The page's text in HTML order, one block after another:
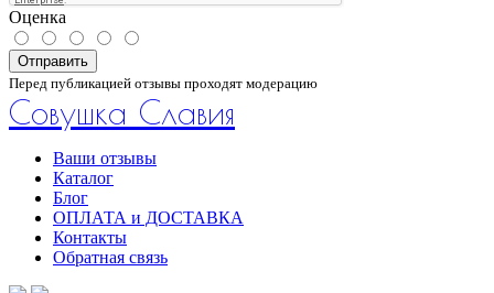
Оценка
Отправить
Перед публикацией отзывы проходят модерацию
Совушка Славия
Ваши отзывы
Каталог
Блог
ОПЛАТА и ДОСТАВКА
Контакты
Обратная связь